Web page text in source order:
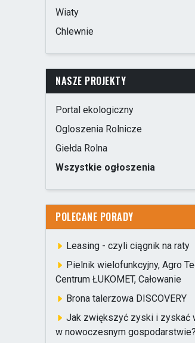
Wiaty
Chlewnie
NASZE PROJEKTY
Portal ekologiczny
Ogloszenia Rolnicze
Giełda Rolna
Wszystkie ogłoszenia
POLECANE PORADY
Leasing - czyli ciągnik na raty
Pielnik wielofunkcyjny, Agro
Centrum ŁUKOMET, Całowanie
Brona talerzowa DISCOVERY
Jak zwiększyć zyski i zyskać
w nowoczesnym gospodarstwie?